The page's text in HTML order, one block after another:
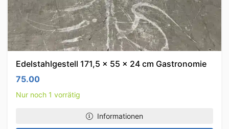
Edelstahlgestell 171,5 x 55 x 24 cm Gastronomie
75.00
Nur noch 1 vorrätig
Informationen